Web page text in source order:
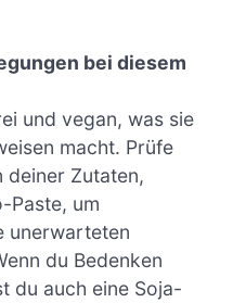
bei diesem
und vegan, was sie
macht. Prüfe
deiner Zutaten,
Paste, um
unerwarteten
du Bedenken
du auch eine Soja-